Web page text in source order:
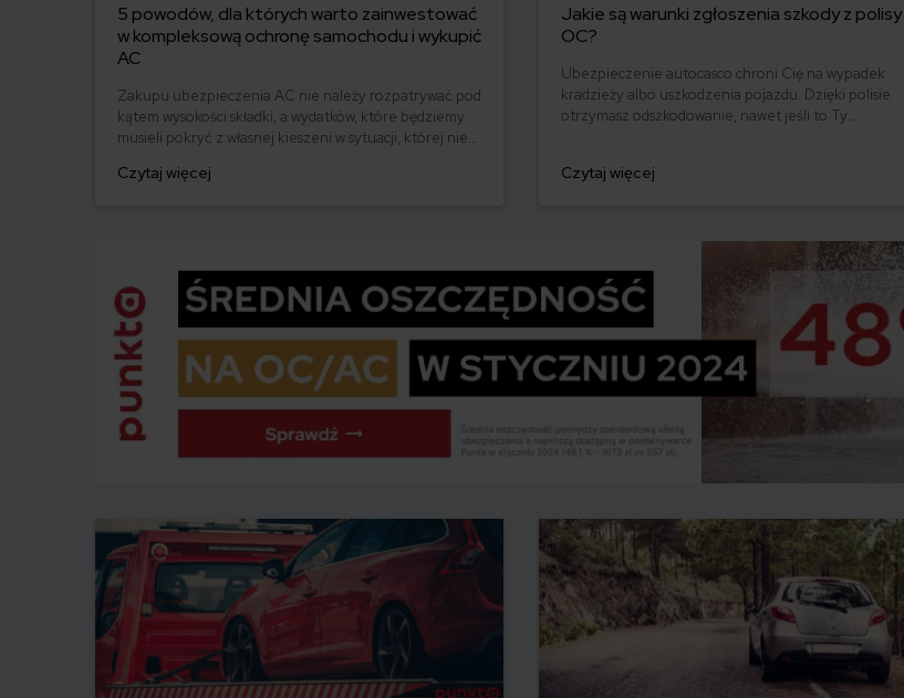
5 powodów, dla których warto zainwestować
w kompleksową ochronę samochodu i wykupić
AC
Zakupu ubezpieczenia AC nie należy rozpatrywać pod
kątem wysokości składki, a wydatków, które będziemy
musieli pokryć z własnej kieszeni w sytuacji, której nie
ubezpieczenie OC, decyzja o zakupie dodatkowego
Czytaj więcej
Jakie są warunki zgłoszenia szkody z polisy
OC?
Ubezpieczenie autocasco chroni Cię na wypadek
kradzieży albo uszkodzenia pojazdu. Dzięki polisie
otrzymasz odszkodowanie, nawet jeśli to Ty
zakresie terminu zgłoszenia szkody. Sprawdź, ile masz
Czytaj więcej